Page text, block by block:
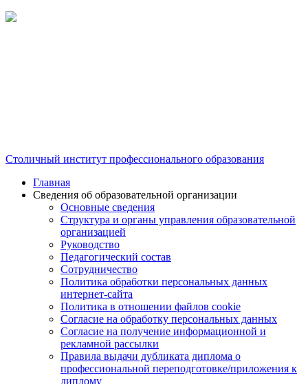
Столичный институт профессионального образования
Главная
Сведения об образовательной организации
Основные сведения
Структура и органы управления образовательной
организацией
Руководство
Педагогический состав
Сотрудничество
Политика обработки персональных данных
интернет-сайта
Политика в отношении файлов cookie
Согласие на обработку персональных данных
Согласие на получение информационной и
рекламной рассылки
Правила выдачи дубликата диплома о
профессиональной переподготовке/приложения к
диплому